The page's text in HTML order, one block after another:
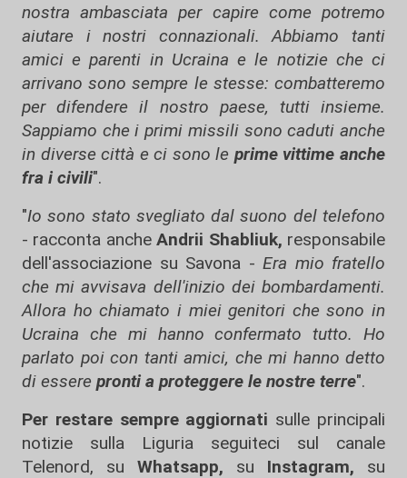
nostra ambasciata per capire come potremo
aiutare i nostri connazionali. Abbiamo tanti
amici e parenti in Ucraina e le notizie che ci
arrivano sono sempre le stesse: combatteremo
per difendere il nostro paese, tutti insieme.
Sappiamo che i primi missili sono caduti anche
in diverse città e ci sono le prime vittime anche
fra i civili".
"Io sono stato svegliato dal suono del telefono
- racconta ancheAndrii Shabliuk, responsabile
dell'associazione su Savona - Era mio fratello
che mi avvisava dell'inizio dei bombardamenti.
Allora ho chiamato i miei genitori che sono in
Ucraina che mi hanno confermato tutto. Ho
parlato poi con tanti amici, che mi hanno detto
di essere pronti a proteggere le nostre terre".
Per restare sempre aggiornati sulle principali
notizie sulla Liguria seguiteci sul canale
Telenord, su
Whatsapp, su Instagram, su